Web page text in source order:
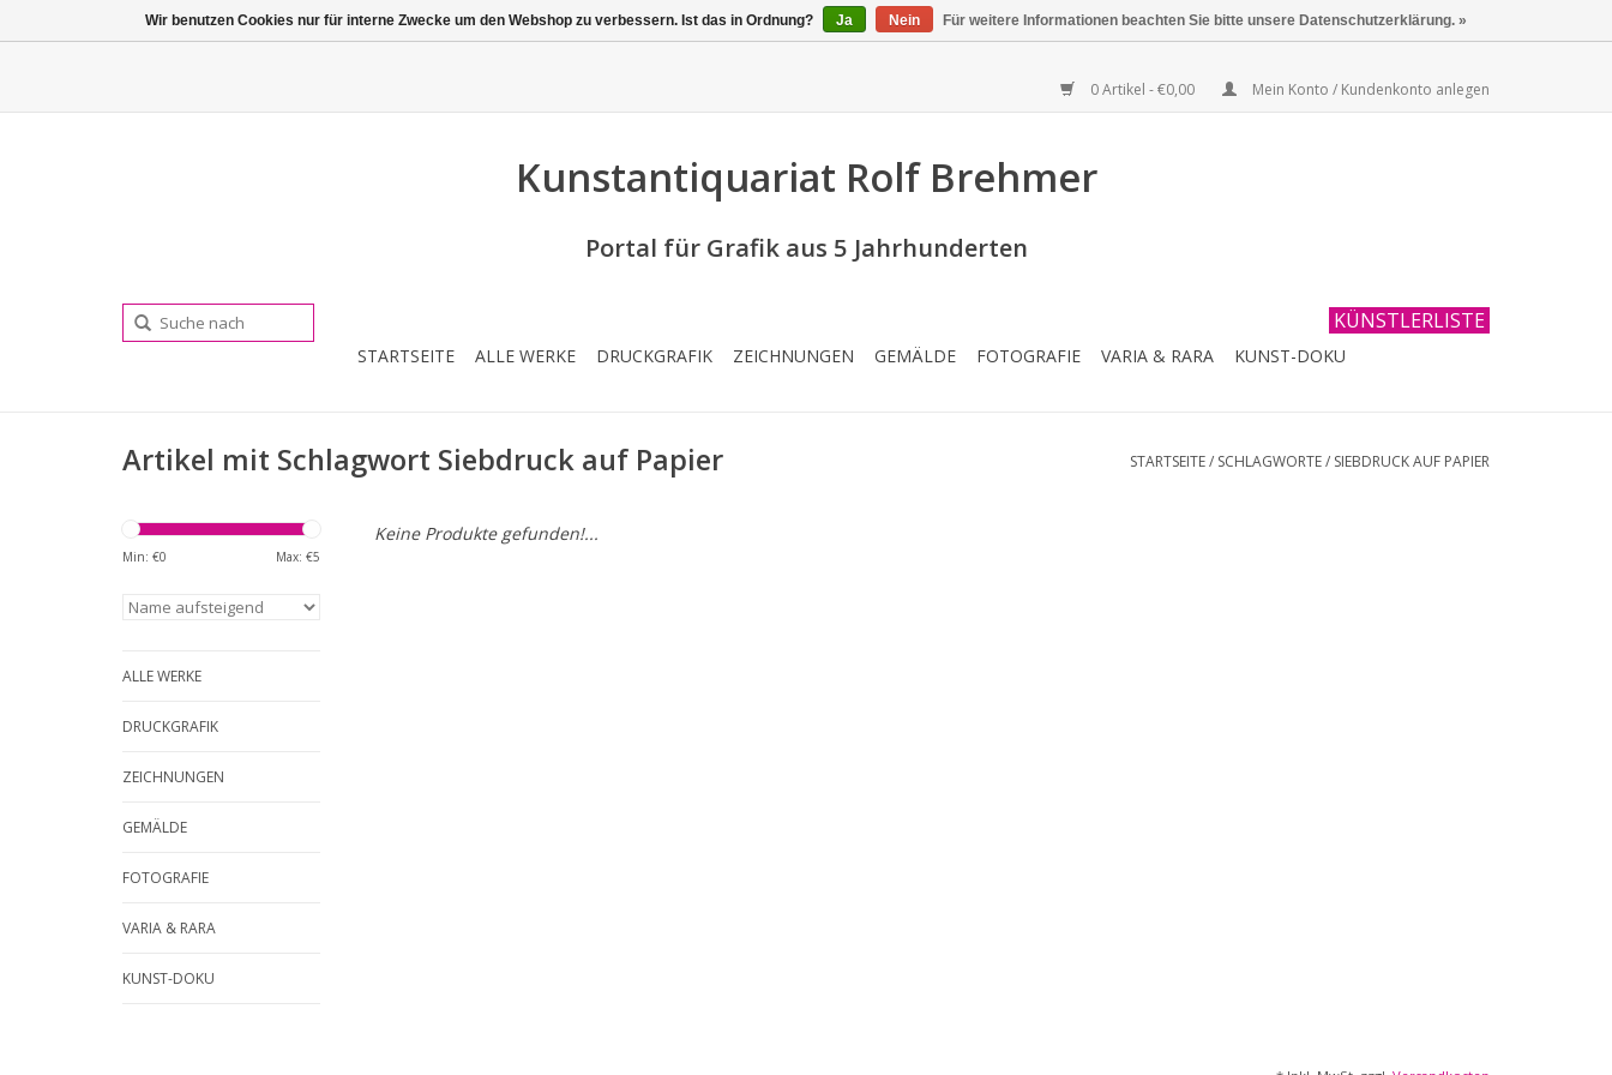
0 Artikel - €0,00 Mein Konto / Kundenkonto anlegen
Kunstantiquariat Rolf Brehmer
Portal für Grafik aus 5 Jahrhunderten
KÜNSTLERLISTE
STARTSEITE ALLE WERKE DRUCKGRAFIK ZEICHNUNGEN GEMÄLDE FOTOGRAFIE VARIA & RARA KUNST-DOKU
Artikel mit Schlagwort Siebdruck auf Papier STARTSEITE/ SCHLAGWORTE/ SIEBDRUCK AUF PAPIER
Min: €0 Max: €5
ALLE WERKE
DRUCKGRAFIK
ZEICHNUNGEN
GEMÄLDE
FOTOGRAFIE
VARIA & RARA
KUNST-DOKU
Keine Produkte gefunden!...
Wir benutzen Cookies nur für interne Zwecke um den Webshop zu verbessern. Ist das in Ordnung? Ja Nein Für weitere Informationen beachten Sie bitte unsere Datenschutzerklärung. »